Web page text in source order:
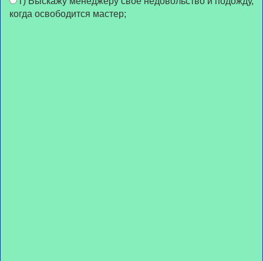
когда освободится мастер;